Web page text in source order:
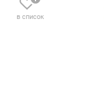
в список